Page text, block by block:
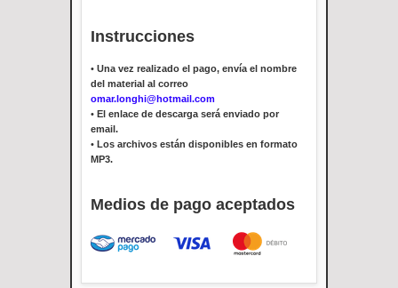
Instrucciones
• Una vez realizado el pago, envía el nombre
del material al correo
omar.longhi@hotmail.com
• El enlace de descarga será enviado por
email.
• Los archivos están disponibles en formato
MP3.
Medios de pago aceptados